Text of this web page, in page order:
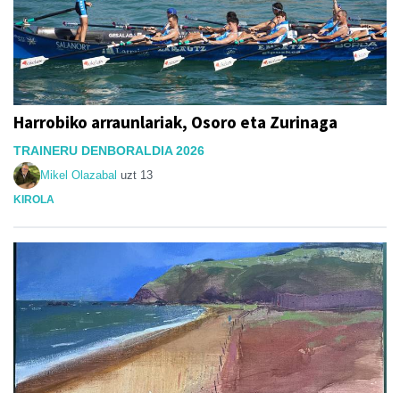
Harrobiko arraunlariak, Osoro eta Zurinaga
TRAINERU DENBORALDIA 2026
Mikel Olazabal uzt 13
KIROLA